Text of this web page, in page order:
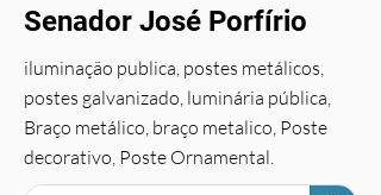
Senador José Porfírio
iluminação publica, postes metálicos,
postes galvanizado, luminária pública,
Braço metálico, braço metalico, Poste
decorativo, Poste Ornamental.